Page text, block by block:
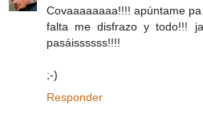
Covaaaaaaaa!!!! apúntame
falta me disfrazo y todo!!!
pasáissssss!!!!
;-)
Responder